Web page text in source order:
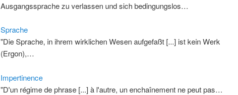
Ausgangssprache zu verlassen und sich bedingungslos…
Sprache
"Die Sprache, in ihrem wirklichen Wesen aufgefaßt [...] ist kein Werk
(Ergon),…
Impertinence
"D'un régime de phrase [...] à l'autre, un enchaînement ne peut pas…